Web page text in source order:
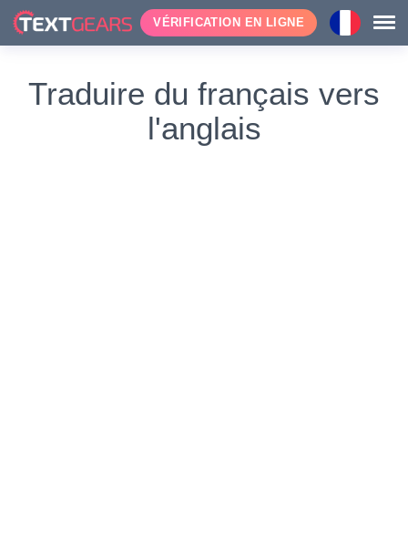
VÉRIFICATION EN LIGNE
Traduire du français vers
l'anglais